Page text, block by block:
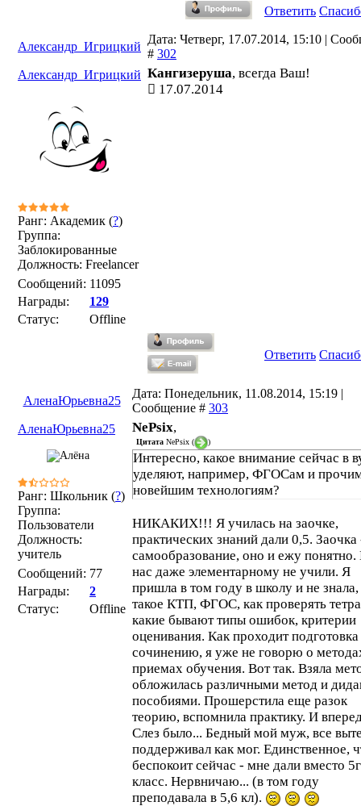
Ответить
Александр_Игрицкий
Дата: Четверг, 17.07.2014, 15:10 |
# 302
Александр_Игрицкий
Ранг: Академик (?)
Группа:
Заблокированные
Должность: Freelancer
Сообщений: 11095
Награды:
129
Статус:
Offline
Кангизеруша, всегда Ваш!
17.07.2014
Ответить
АленаЮрьевна25
Дата: Понедельник, 11.08.2014, 15:19 |
Сообщение # 303
АленаЮрьевна25
Ранг: Школьник (?)
Группа:
Пользователи
Должность:
учитель
Сообщений: 77
Награды:
2
Статус:
Offline
NePsix,
Цитата NePsix ( )
Интересно, какое внимание сейчас в
уделяют, например, ФГОСам и
новейшим технологиям?
НИКАКИХ!!! Я училась на заочке,
практических знаний дали 0,5. Заочка
самообразование, оно и ежу
нас даже элементарному не учили. Я
пришла в том году в школу и не знала,
такое КТП, ФГОС, как проверять
какие бывают типы ошибок, критерии
оценивания. Как проходит подготовка
сочинению, я уже не говорю о
приемах обучения. Вот так. Взяла
обложилась различными метод и
пособиями. Прошерстила еще разок
теорию, вспомнила практику. И
Слез было... Бедный мой муж, все
поддерживал как мог. Единственное,
беспокоит сейчас - мне дали вместо
класс. Нервничаю... (в том году
преподавала в 5,6 кл).